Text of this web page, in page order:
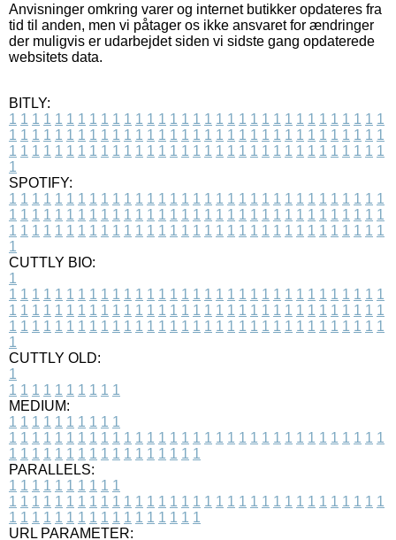
Anvisninger omkring varer og internet butikker opdateres fra
tid til anden, men vi påtager os ikke ansvaret for ændringer
der muligvis er udarbejdet siden vi sidste gang opdaterede
websitets data.
BITLY:
1 1 1 1 1 1 1 1 1 1 1 1 1 1 1 1 1 1 1 1 1 1 1 1 1 1 1 1 1 1 1 1 1
1 1 1 1 1 1 1 1 1 1 1 1 1 1 1 1 1 1 1 1 1 1 1 1 1 1 1 1 1 1 1 1 1
1 1 1 1 1 1 1 1 1 1 1 1 1 1 1 1 1 1 1 1 1 1 1 1 1 1 1 1 1 1 1 1 1
1
SPOTIFY:
1 1 1 1 1 1 1 1 1 1 1 1 1 1 1 1 1 1 1 1 1 1 1 1 1 1 1 1 1 1 1 1 1
1 1 1 1 1 1 1 1 1 1 1 1 1 1 1 1 1 1 1 1 1 1 1 1 1 1 1 1 1 1 1 1 1
1 1 1 1 1 1 1 1 1 1 1 1 1 1 1 1 1 1 1 1 1 1 1 1 1 1 1 1 1 1 1 1 1
1
CUTTLY BIO:
1
1 1 1 1 1 1 1 1 1 1 1 1 1 1 1 1 1 1 1 1 1 1 1 1 1 1 1 1 1 1 1 1 1
1 1 1 1 1 1 1 1 1 1 1 1 1 1 1 1 1 1 1 1 1 1 1 1 1 1 1 1 1 1 1 1 1
1 1 1 1 1 1 1 1 1 1 1 1 1 1 1 1 1 1 1 1 1 1 1 1 1 1 1 1 1 1 1 1 1
1
CUTTLY OLD:
1
1 1 1 1 1 1 1 1 1 1
MEDIUM:
1 1 1 1 1 1 1 1 1 1
1 1 1 1 1 1 1 1 1 1 1 1 1 1 1 1 1 1 1 1 1 1 1 1 1 1 1 1 1 1 1 1 1
1 1 1 1 1 1 1 1 1 1 1 1 1 1 1 1 1
PARALLELS:
1 1 1 1 1 1 1 1 1 1
1 1 1 1 1 1 1 1 1 1 1 1 1 1 1 1 1 1 1 1 1 1 1 1 1 1 1 1 1 1 1 1 1
1 1 1 1 1 1 1 1 1 1 1 1 1 1 1 1 1
URL PARAMETER: